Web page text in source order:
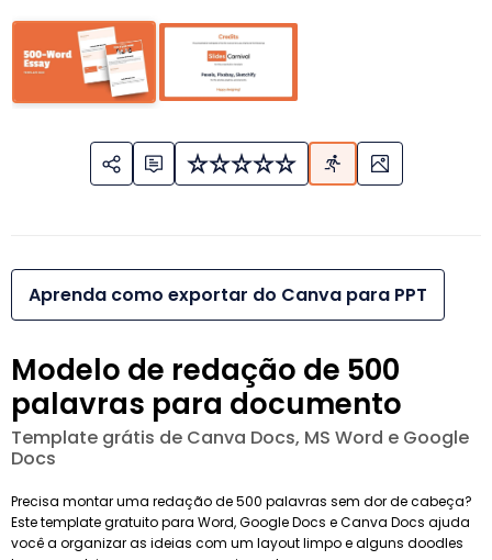
Aprenda como exportar do Canva para PPT
Modelo de redação de 500
palavras para documento
Template grátis de Canva Docs, MS Word e Google
Docs
Precisa montar uma redação de 500 palavras sem dor de cabeça?
Este template gratuito para Word, Google Docs e Canva Docs ajuda
você a organizar as ideias com um layout limpo e alguns doodles